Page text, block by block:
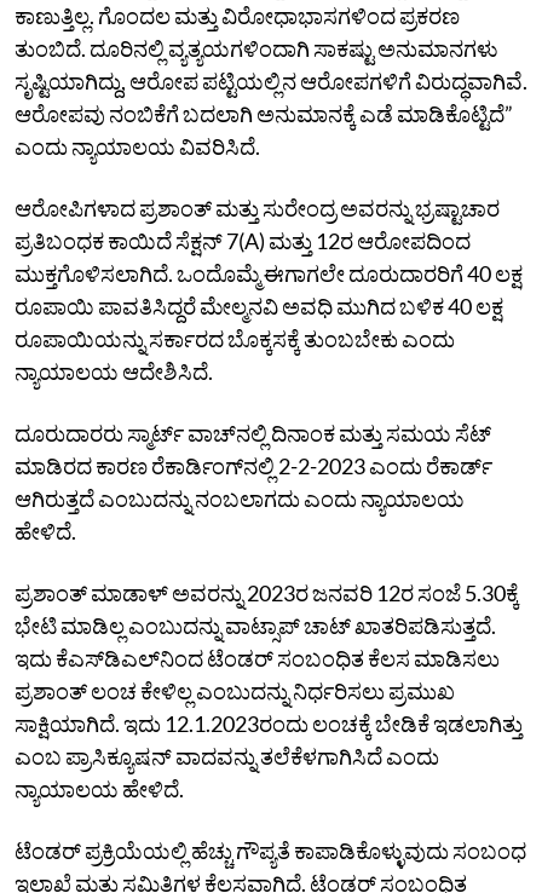
ಕಾಣುತ್ತಿಲ್ಲ. ಗೊಂದಲ ಮತ್ತು ವಿರೋಧಾಭಾಸಗಳಿಂದ ಪ್ರಕರಣ
ತುಂಬಿದೆ. ದೂರಿನಲ್ಲಿ ವ್ಯತ್ಯಯಗಳಿಂದಾಗಿ ಸಾಕಷ್ಟು ಅನುಮಾನಗಳು
ಸೃಷ್ಟಿಯಾಗಿದ್ದು, ಆರೋಪ ಪಟ್ಟಿಯಲ್ಲಿನ ಆರೋಪಗಳಿಗೆ ವಿರುದ್ಧವಾಗಿವೆ.
ಆರೋಪವು ನಂಬಿಕೆಗೆ ಬದಲಾಗಿ ಅನುಮಾನಕ್ಕೆ ಎಡೆ ಮಾಡಿಕೊಟ್ಟಿದೆ”
ಎಂದು ನ್ಯಾಯಾಲಯ ವಿವರಿಸಿದೆ.
ಆರೋಪಿಗಳಾದ ಪ್ರಶಾಂತ್‌ ಮತ್ತು ಸುರೇಂದ್ರ ಅವರನ್ನು ಭ್ರಷ್ಟಾಚಾರ
ಪ್ರತಿಬಂಧಕ ಕಾಯಿದೆ ಸೆಕ್ಷನ್‌ 7(A) ಮತ್ತು 12ರ ಆರೋಪದಿಂದ
ಮುಕ್ತಗೊಳಿಸಲಾಗಿದೆ. ಒಂದೊಮ್ಮೆ ಈಗಾಗಲೇ ದೂರುದಾರರಿಗೆ 40 ಲಕ್ಷ
ರೂಪಾಯಿ ಪಾವತಿಸಿದ್ದರೆ ಮೇಲ್ಮನವಿ ಅವಧಿ ಮುಗಿದ ಬಳಿಕ 40 ಲಕ್ಷ
ರೂಪಾಯಿಯನ್ನು ಸರ್ಕಾರದ ಬೊಕ್ಕಸಕ್ಕೆ ತುಂಬಬೇಕು ಎಂದು
ನ್ಯಾಯಾಲಯ ಆದೇಶಿಸಿದೆ.
ದೂರುದಾರರು ಸ್ಮಾರ್ಟ್‌ ವಾಚ್‌ನಲ್ಲಿ ದಿನಾಂಕ ಮತ್ತು ಸಮಯ ಸೆಟ್‌
ಮಾಡಿರದ ಕಾರಣ ರೆಕಾರ್ಡಿಂಗ್‌ನಲ್ಲಿ 2-2-2023 ಎಂದು ರೆಕಾರ್ಡ್‌
ಆಗಿರುತ್ತದೆ ಎಂಬುದನ್ನು ನಂಬಲಾಗದು ಎಂದು ನ್ಯಾಯಾಲಯ
ಹೇಳಿದೆ.
ಪ್ರಶಾಂತ್‌ ಮಾಡಾಳ್‌ ಅವರನ್ನು 2023ರ ಜನವರಿ 12ರ ಸಂಜೆ 5.30ಕ್ಕೆ
ಭೇಟಿ ಮಾಡಿಲ್ಲ ಎಂಬುದನ್ನು ವಾಟ್ಸಾಪ್‌ ಚಾಟ್‌ ಖಾತರಿಪಡಿಸುತ್ತದೆ.
ಇದು ಕೆಎಸ್‌ಡಿಎಲ್‌ನಿಂದ ಟೆಂಡರ್‌ ಸಂಬಂಧಿತ ಕೆಲಸ ಮಾಡಿಸಲು
ಪ್ರಶಾಂತ್‌ ಲಂಚ ಕೇಳಿಲ್ಲ ಎಂಬುದನ್ನು ನಿರ್ಧರಿಸಲು ಪ್ರಮುಖ
ಸಾಕ್ಷಿಯಾಗಿದೆ. ಇದು 12.1.2023ರಂದು ಲಂಚಕ್ಕೆ ಬೇಡಿಕೆ ಇಡಲಾಗಿತ್ತು
ಎಂಬ ಪ್ರಾಸಿಕ್ಯೂಷನ್‌ ವಾದವನ್ನು ತಲೆಕೆಳಗಾಗಿಸಿದೆ ಎಂದು
ನ್ಯಾಯಾಲಯ ಹೇಳಿದೆ.
ಟೆಂಡರ್‌ ಪ್ರಕ್ರಿಯೆಯಲ್ಲಿ ಹೆಚ್ಚು ಗೌಪ್ಯತೆ ಕಾಪಾಡಿಕೊಳ್ಳುವುದು ಸಂಬಂಧ
ಇಲಾಖೆ ಮತ್ತು ಸಮಿತಿಗಳ ಕೆಲಸವಾಗಿದೆ. ಟೆಂಡರ್‌ ಸಂಬಂಧಿತ